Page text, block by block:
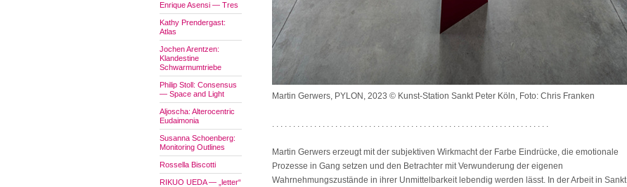
Enrique Asensi — Tres
Kathy Prendergast:
Atlas
Jochen Arentzen:
Klandestine
Schwarmumtriebe
Philip Stoll: Consensus
— Space and Light
Aljoscha: Alterocentric
Eudaimonia
Susanna Schoenberg:
Monitoring Outlines
Rossella Biscotti
RIKUO UEDA — „letter“
Martin Gerwers, PYLON, 2023 © Kunst-Station Sankt Peter Köln, Foto: Chris Franken
. . . . . . . . . . . . . . . . . . . . . . . . . . . . . . . . . . . . . . . . . . . . . . . . . . . . . . . . . . . . . . . . . .
Martin Gerwers erzeugt mit der subjektiven Wirkmacht der Farbe Eindrücke, die emotionale
Prozesse in Gang setzen und den Betrachter mit Verwunderung der eigenen
Wahrnehmungszustände in ihrer Unmittelbarkeit lebendig werden lässt. In der Arbeit in Sankt